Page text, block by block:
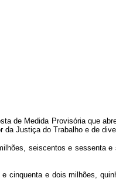
de Medida Provisória que
Justiça do Trabalho e de
seiscentos e sessenta
cinquenta e dois milhões,